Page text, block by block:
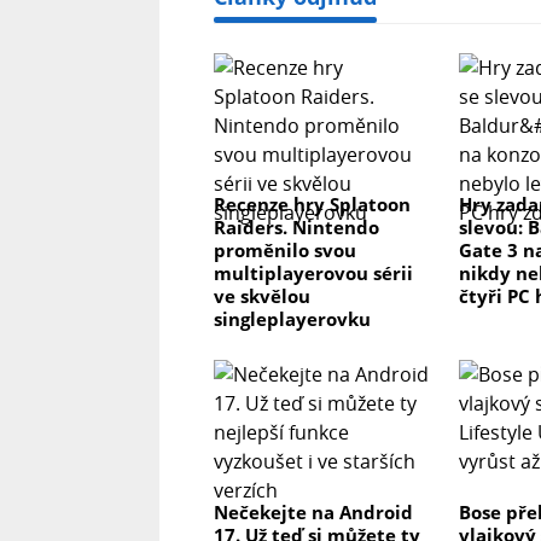
Recenze hry Splatoon
Raiders. Nintendo
proměnilo svou
multiplayerovou sérii
ve skvělou
singleplayerovku
Hry
slevou:
Gate 3
nikdy
čtyři PC
Nečekejte na Android
17. Už teď si můžete ty
Bose
vlajkový